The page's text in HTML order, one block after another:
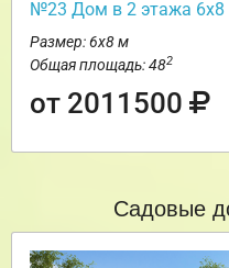
№23 Дом в 2 этажа 6х8
Размер: 6х8 м
Общая площадь: 482
от 2011500
Садовые